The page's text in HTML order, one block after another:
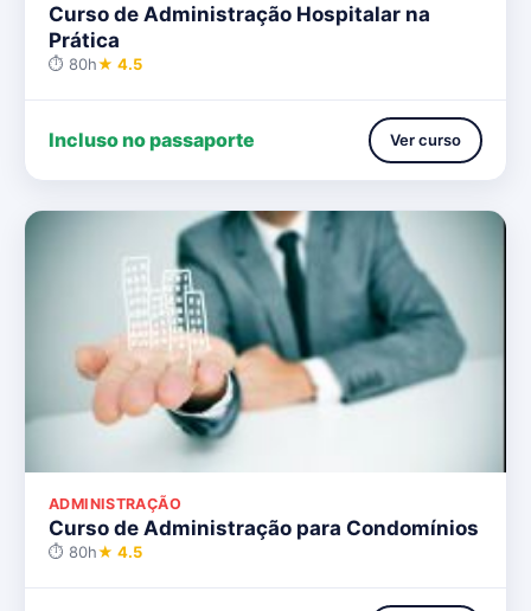
Curso de Administração Hospitalar na
Prática
⏱ 80h★ 4.5
Incluso no passaporte Ver curso
ADMINISTRAÇÃO
Curso de Administração para Condomínios
⏱ 80h★ 4.5